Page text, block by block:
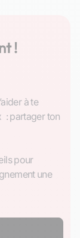
!
à te
: partager ton
pour
une